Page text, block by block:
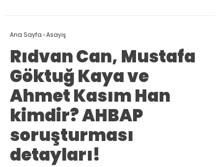
Ana Sayfa ›Asayiş
Rıdvan Can, Mustafa
Göktuğ Kaya ve
Ahmet Kasım Han
kimdir? AHBAP
soruşturması
detayları!